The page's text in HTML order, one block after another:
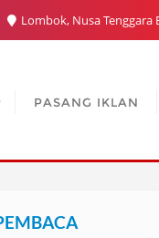
Lombok, Nusa Tenggara
PASANG IKLAN